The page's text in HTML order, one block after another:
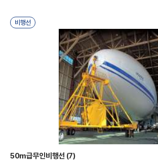
연
비행선
50m급무인비행선 (7)